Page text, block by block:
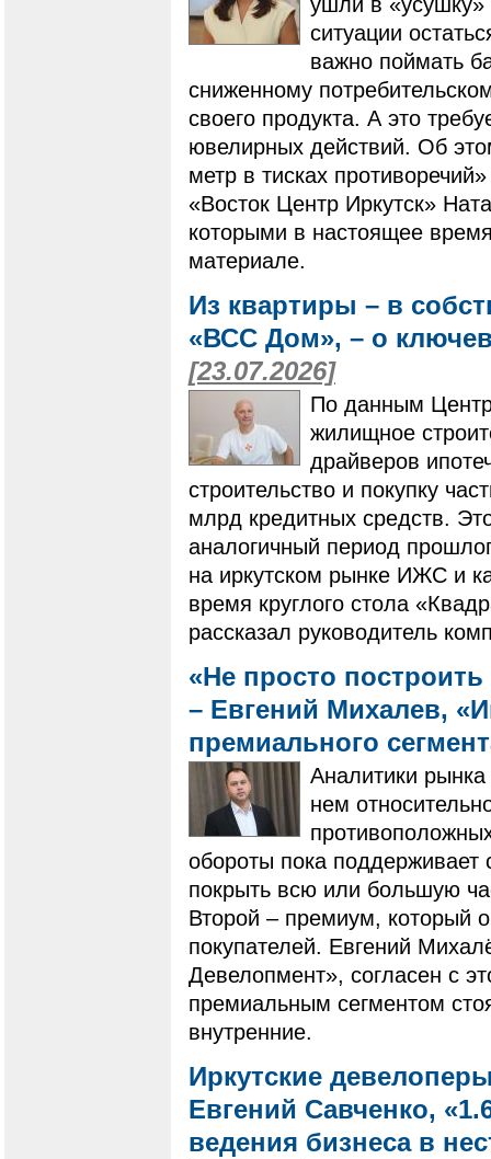
ситуации
важно поймать
сниженному
своего продукта. А это
ювелирных действий. Об
метр в тисках
«Восток Центр Иркутск»
которыми в настоящее
материале.
Из квартиры – в
«ВСС Дом», – о
[23.07.2026]
По данным
жилищное
драйверов
строительство и покупку
млрд кредитных средств.
аналогичный период
на иркутском рынке ИЖС и
время круглого стола
рассказал руководитель
«Не просто
– Евгений Михалев,
премиального
Аналитики
нем
обороты пока
покрыть всю или большую
Второй – премиум, который
покупателей. Евгений
Девелопмент», согласен с
премиальным сегментом
внутренние.
Иркутские
Евгений Савченко,
ведения бизнеса в